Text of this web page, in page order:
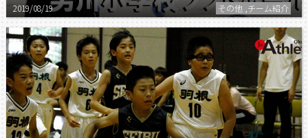
2019/08/19 その他 ,チーム紹介